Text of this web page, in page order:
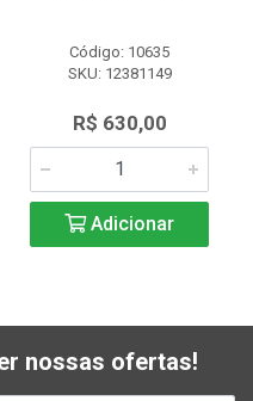
Código: 10635
SKU: 12381149
R$ 630,00
Adicionar
nossas ofertas!